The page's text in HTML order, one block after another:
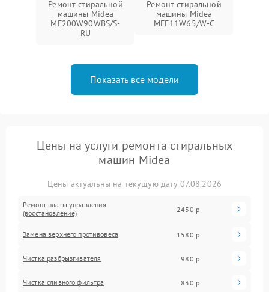
Ремонт стиральной
машины Midea
MF200W90WBS/S-
RU
Ремонт стиральной
машины Midea
MFE11W65/W-C
Показать все модели
Цены на услуги ремонта стиральных
машин Midea
Цены актуальны на текущую дату 07.08.2026
Ремонт платы управления
(восстановление)
2430 р
Замена верхнего противовеса 1580 р
Чистка разбрызгивателя 980 р
Чистка сливного фильтра 830 р